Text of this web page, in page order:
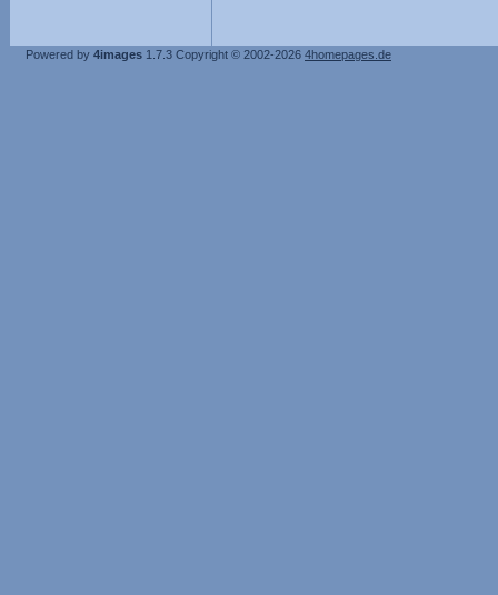
Powered by 4images 1.7.3 Copyright © 2002-2026 4homepages.de